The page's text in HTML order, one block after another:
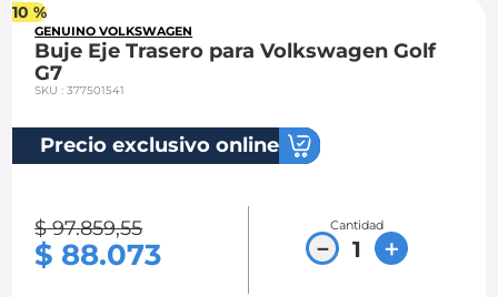
10 %
GENUINO VOLKSWAGEN
Buje Eje Trasero para Volkswagen Golf
G7
SKU:377501541
Precio exclusivo online
$ 97.859,55
$ 88.073
Cantidad
＋
－
3.
spark gt
ford fiesta
mazda 3
chevrolet sail
chevrolet spark gt